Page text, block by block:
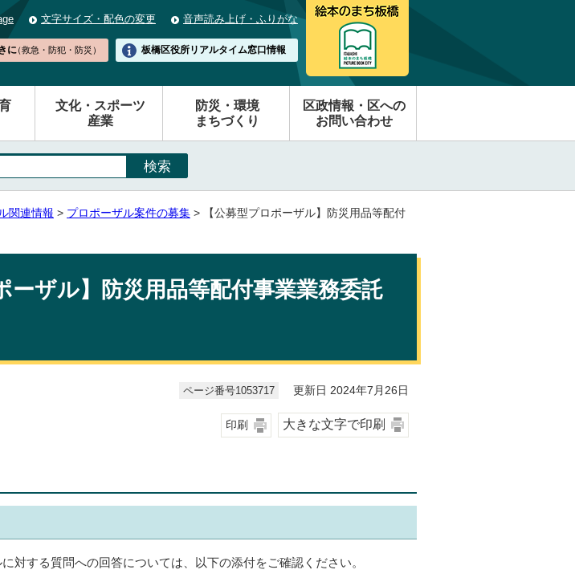
文字サイズ・配色の変更 音声読み上げ・ふりがな
に（救急・防犯・防災） 板橋区役所リアルタイム窓口情報
文化・スポーツ
産業
防災・環境
まちづくり
区政情報・区への
お問い合わせ
関連情報 > プロポーザル案件の募集 > 【公募型プロポーザル】防災用品等配付
ーザル】防災用品等配付事業業務委託
ページ番号1053717 更新日 2024年7月26日
印刷 大きな文字で印刷
対する質問への回答については、以下の添付をご確認ください。